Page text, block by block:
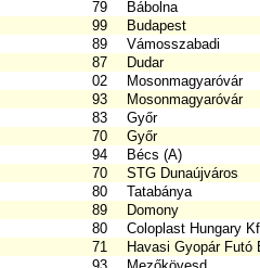
79
Bábolna
99
Budapest
89
Vámosszabadi
87
Dudar
02
Mosonmagyaróvár
93
Mosonmagyaróvár
83
Győr
70
Győr
94
Bécs (A)
70
STG Dunaújváros
80
Tatabánya
89
Domony
80
Coloplast Hungary
71
Havasi Gyopár Futó